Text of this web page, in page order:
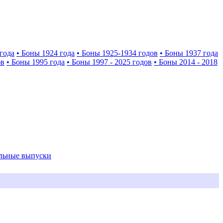
• Боны 1924 года • Боны 1925-1934 годов • Боны 1937 года
• Боны 1995 года • Боны 1997 - 2025 годов • Боны 2014 - 2018
выпуски